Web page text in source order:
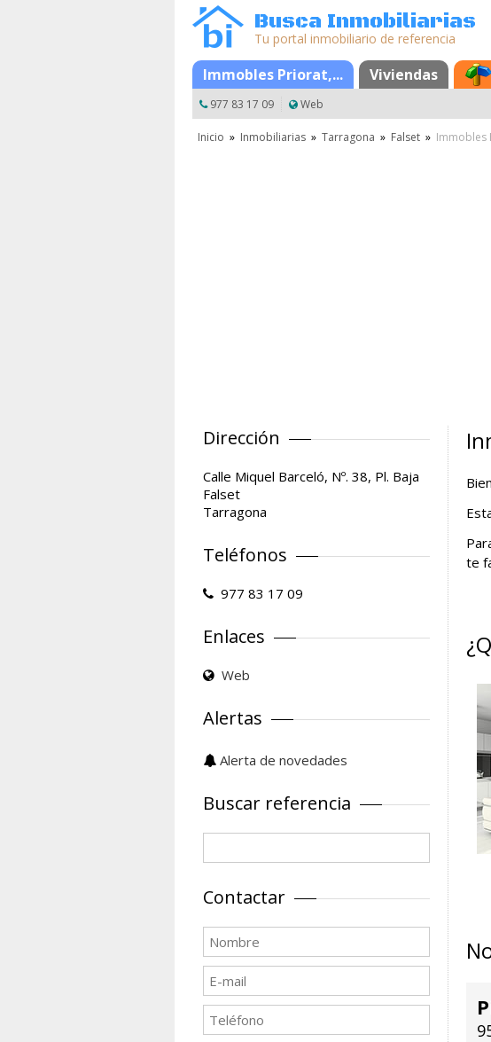
Busca Inmobiliarias
Tu portal inmobiliario de referencia
Immobles Priorat,... Viviendas
977 83 17 09 Web
Inicio » Inmobiliarias » Tarragona » Falset » Immobles
Dirección
Calle Miquel Barceló, Nº. 38, Pl. Baja
Falset
Tarragona
Teléfonos
977 83 17 09
Enlaces
Web
Alertas
Alerta de novedades
Buscar referencia
Contactar
te